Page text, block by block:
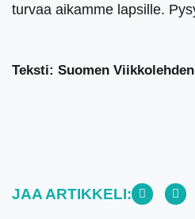
turvaa aikamme lapsille.
Teksti: Suomen
JAA ARTIKKELI: